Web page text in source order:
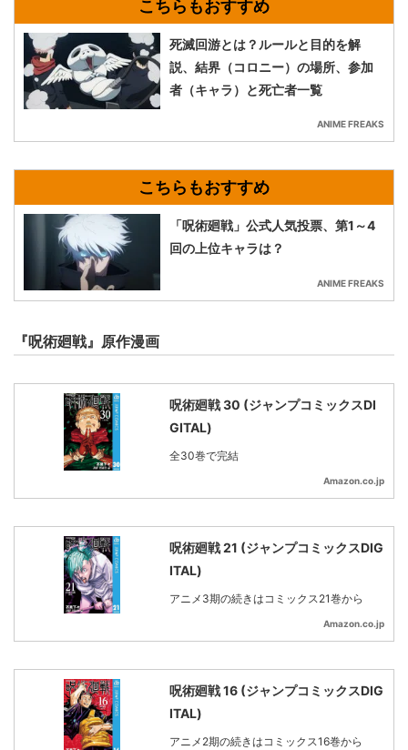
死滅回游とは？ルールと目的を解
説、結界（コロニー）の場所、参加
者（キャラ）と死亡者一覧
ANIME FREAKS
「呪術廻戦」公式人気投票、第1～4
回の上位キャラは？
ANIME FREAKS
『呪術廻戦』原作漫画
呪術廻戦 30 (ジャンプコミックスDI
GITAL)
全30巻で完結
Amazon.co.jp
呪術廻戦 21 (ジャンプコミックスDIG
ITAL)
アニメ3期の続きはコミックス21巻から
Amazon.co.jp
呪術廻戦 16 (ジャンプコミックスDIG
ITAL)
アニメ2期の続きはコミックス16巻から